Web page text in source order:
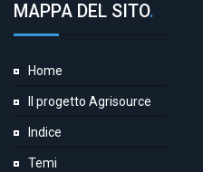
MAPPA DEL SITO.
Home
Il progetto Agrisource
Indice
Temi